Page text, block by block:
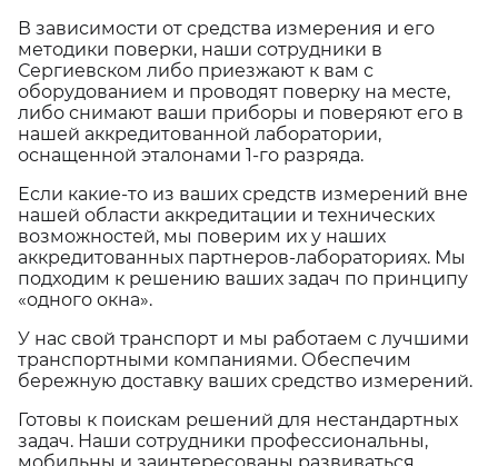
В зависимости от средства измерения и его
методики поверки, наши сотрудники в
Сергиевском либо приезжают к вам с
оборудованием и проводят поверку на месте,
либо снимают ваши приборы и поверяют его в
нашей аккредитованной лаборатории,
оснащенной эталонами 1-го разряда.
Если какие-то из ваших средств измерений вне
нашей области аккредитации и технических
возможностей, мы поверим их у наших
аккредитованных партнеров-лабораториях. Мы
подходим к решению ваших задач по принципу
«одного окна».
У нас свой транспорт и мы работаем с лучшими
транспортными компаниями. Обеспечим
бережную доставку ваших средство измерений.
Готовы к поискам решений для нестандартных
задач. Наши сотрудники профессиональны,